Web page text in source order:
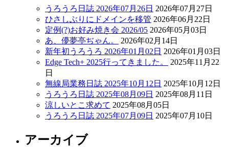
うろうろ日誌 2026年07月26日 2026年07月27日
ひさしぶりにドメインを移管 2026年06月22日
定例(?)お好み焼き会 2026/05 2026年05月03日
あ、儚夢亭ぢゃん。
2026年02月14日
新年初うろうろ 2026年01月02日 2026年01月03日
Edge Tech+ 2025行ってきました。
2025年11月22
日
無線局業務日誌 2025年10月12日 2025年10月12日
うろうろ日誌 2025年08月09日 2025年08月11日
涼しいとこ求めて 2025年08月05日
うろうろ日誌 2025年07月09日 2025年07月10日
アーカイブ